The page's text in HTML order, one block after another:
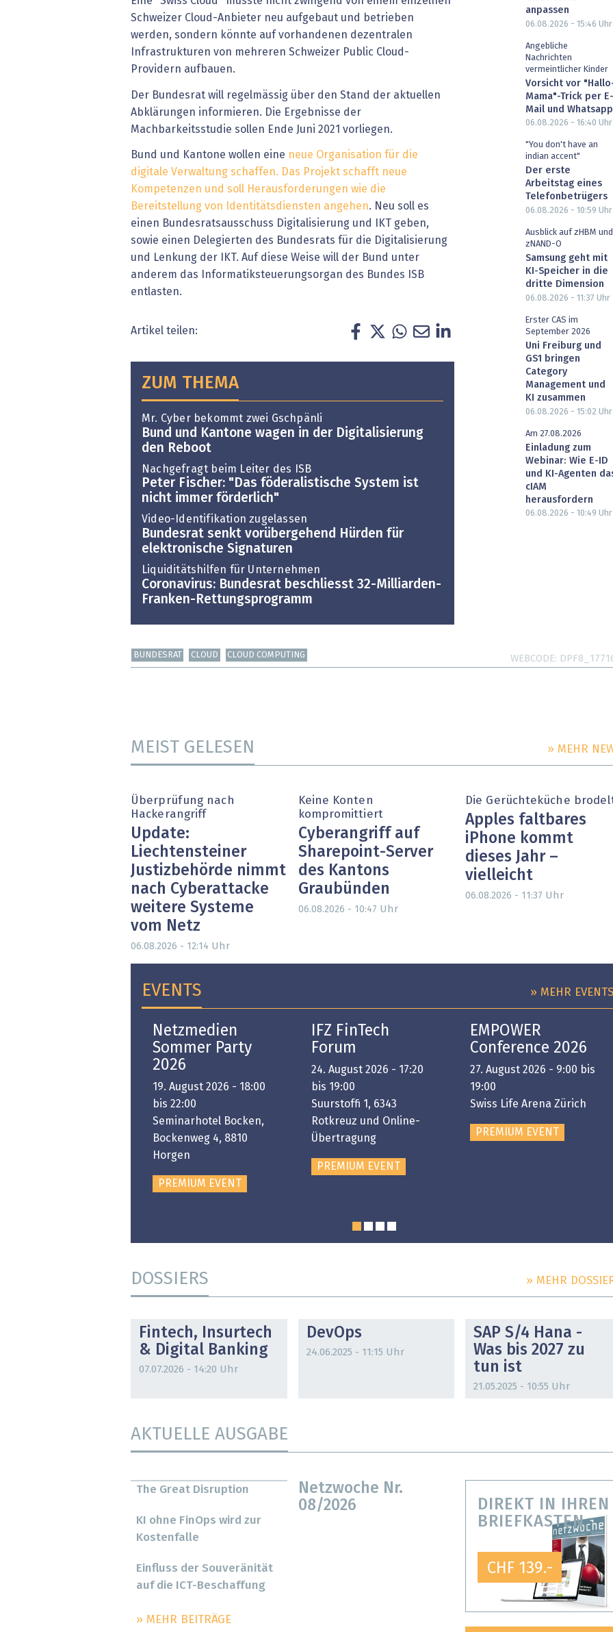
Schweizer Cloud-Anbieter neu aufgebaut und betrieben
werden, sondern könnte auf vorhandenen dezentralen
Infrastrukturen von mehreren Schweizer Public Cloud-
Providern aufbauen.
Der Bundesrat will regelmässig über den Stand der aktuellen
Abklärungen informieren. Die Ergebnisse der
Machbarkeitsstudie sollen Ende Juni 2021 vorliegen.
Bund und Kantone wollen eine neue Organisation für die
digitale Verwaltung schaffen. Das Projekt schafft neue
Kompetenzen und soll Herausforderungen wie die
Bereitstellung von Identitätsdiensten angehen. Neu soll es
einen Bundesratsausschuss Digitalisierung und IKT geben,
sowie einen Delegierten des Bundesrats für die Digitalisierung
und Lenkung der IKT. Auf diese Weise will der Bund unter
anderem das Informatiksteuerungsorgan des Bundes ISB
entlasten.
Artikel teilen:
ZUM THEMA
Mr. Cyber bekommt zwei Gschpänli
Bund und Kantone wagen in der Digitalisierung
den Reboot
Nachgefragt beim Leiter des ISB
Peter Fischer: "Das föderalistische System ist
nicht immer förderlich"
Video-Identifikation zugelassen
Bundesrat senkt vorübergehend Hürden für
elektronische Signaturen
Liquiditätshilfen für Unternehmen
Coronavirus: Bundesrat beschliesst 32-Milliarden-
Franken-Rettungsprogramm
anpassen
06.08.2026 - 15:46 Uhr
Angebliche
Nachrichten
vermeintlicher Kinder
Vorsicht vor
Mama"-Trick per E-
Mail und Whatsapp
06.08.2026 - 16:40 Uhr
"You don't have an
indian accent"
Der erste
Arbeitstag eines
Telefonbetrügers
06.08.2026 - 10:59 Uhr
Ausblick auf zHBM und
zNAND-O
Samsung geht mit
KI-Speicher in die
dritte Dimension
06.08.2026 - 11:37 Uhr
Erster CAS im
September 2026
Uni Freiburg und
GS1 bringen
Category
Management und
KI zusammen
06.08.2026 - 15:02 Uhr
Am 27.08.2026
Einladung zum
Webinar: Wie E-ID
und KI-Agenten
cIAM
herausfordern
06.08.2026 - 10:49 Uhr
BUNDESRAT CLOUD CLOUD COMPUTING WEBCODE
MEIST GELESEN » MEHR
Überprüfung nach
Hackerangriff
Update:
Liechtensteiner
Justizbehörde nimmt
nach Cyberattacke
weitere Systeme
vom Netz
06.08.2026 - 12:14 Uhr
Keine Konten
kompromittiert
Cyberangriff auf
Sharepoint-Server
des Kantons
Graubünden
06.08.2026 - 10:47 Uhr
Die Gerüchteküche
Apples faltbares
iPhone kommt
dieses Jahr –
vielleicht
06.08.2026 - 11:37 Uhr
EVENTS » MEHR
Netzmedien
Sommer Party
2026
19. August 2026 - 18:00
bis 22:00
Seminarhotel Bocken,
Bockenweg 4, 8810
Horgen
PREMIUM EVENT
IFZ FinTech
Forum
24. August 2026 - 17:20
bis 19:00
Suurstoffi 1, 6343
Rotkreuz und Online-
Übertragung
PREMIUM EVENT
EMPOWER
Conference 2026
27. August 2026 - 9:00 bis
19:00
Swiss Life Arena Zürich
PREMIUM EVENT
DOSSIERS » MEHR
Fintech, Insurtech
& Digital Banking
07.07.2026 - 14:20 Uhr
DevOps
24.06.2025 - 11:15 Uhr
SAP S/4 Hana -
Was bis 2027 zu
tun ist
21.05.2025 - 10:55 Uhr
AKTUELLE AUSGABE
Netzwoche Nr.
08/2026
The Great Disruption
KI ohne FinOps wird zur
Kostenfalle
Einfluss der Souveränität
auf die ICT-Beschaffung
» MEHR BEITRÄGE
DIREKT IN IHREN
BRIEFKASTEN
CHF 139.-